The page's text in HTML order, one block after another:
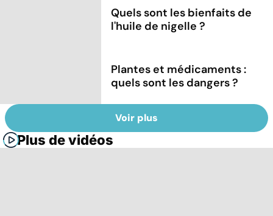
Quels sont les bienfaits de
l'huile de nigelle ?
Plantes et médicaments :
quels sont les dangers ?
Voir plus
Plus de vidéos